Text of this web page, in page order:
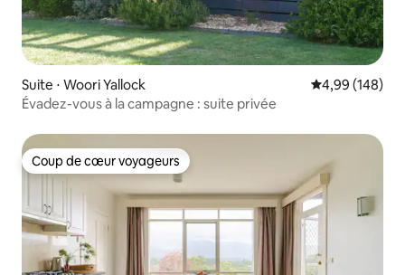
Suite ⋅ Woori Yallock Évaluation
4,99 (148)
Évadez-vous à la campagne : suite privée
Coup de cœur voyageurs
Coup de cœur voyageurs